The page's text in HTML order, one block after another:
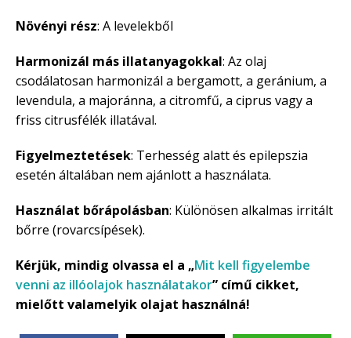
Növényi rész: A levelekből
Harmonizál más illatanyagokkal: Az olaj
csodálatosan harmonizál a bergamott, a geránium, a
levendula, a majoránna, a citromfű, a ciprus vagy a
friss citrusfélék illatával.
Figyelmeztetések: Terhesség alatt és epilepszia
esetén általában nem ajánlott a használata.
Használat bőrápolásban: Különösen alkalmas irritált
bőrre (rovarcsípések).
Kérjük, mindig olvassa el a „Mit kell figyelembe
venni az illóolajok használatakor” című cikket,
mielőtt valamelyik olajat használná!